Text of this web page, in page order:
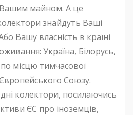
майном. А це
знайдуть Ваші
Вашу власність в країні
Україна, Білорусь,
місцю тимчасової
Союзу.
колектори, посилаючись
ЄС про іноземців,